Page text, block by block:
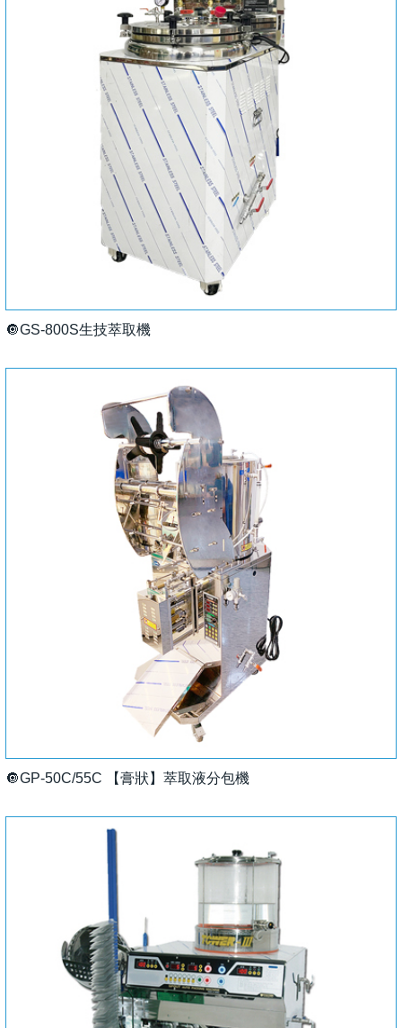
🔘GS-800S生技萃取機
🔘GP-50C/55C 【膏狀】萃取液分包機